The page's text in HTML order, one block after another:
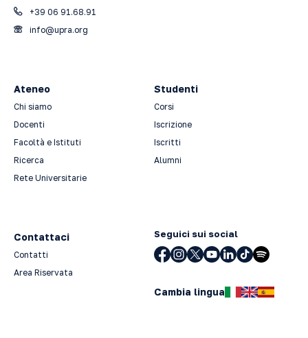
+39 06 91.68.91
info@upra.org
Ateneo
Chi siamo
Docenti
Facoltà e Istituti
Ricerca
Rete Universitarie
Studenti
Corsi
Iscrizione
Iscritti
Alumni
Contattaci
Contatti
Area Riservata
Seguici sui social
Cambia lingua